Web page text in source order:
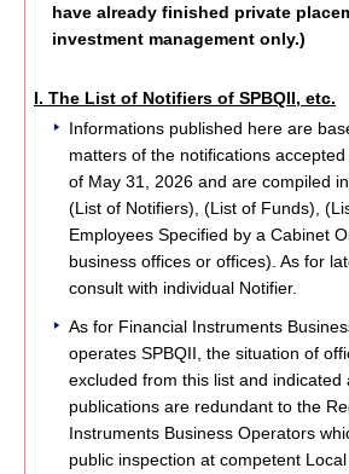
have already finished private
investment management only.)
I. The List of Notifiers of SPBQII, etc.
Informations published here are
matters of the notifications
of May 31, 2026 and are compiled
(List of Notifiers), (List of Funds),
Employees Specified by a Cabinet
business offices or offices). As for
consult with individual Notifier.
As for Financial Instruments
operates SPBQII, the situation of
excluded from this list and indicated
publications are redundant to the
Instruments Business Operators
public inspection at competent